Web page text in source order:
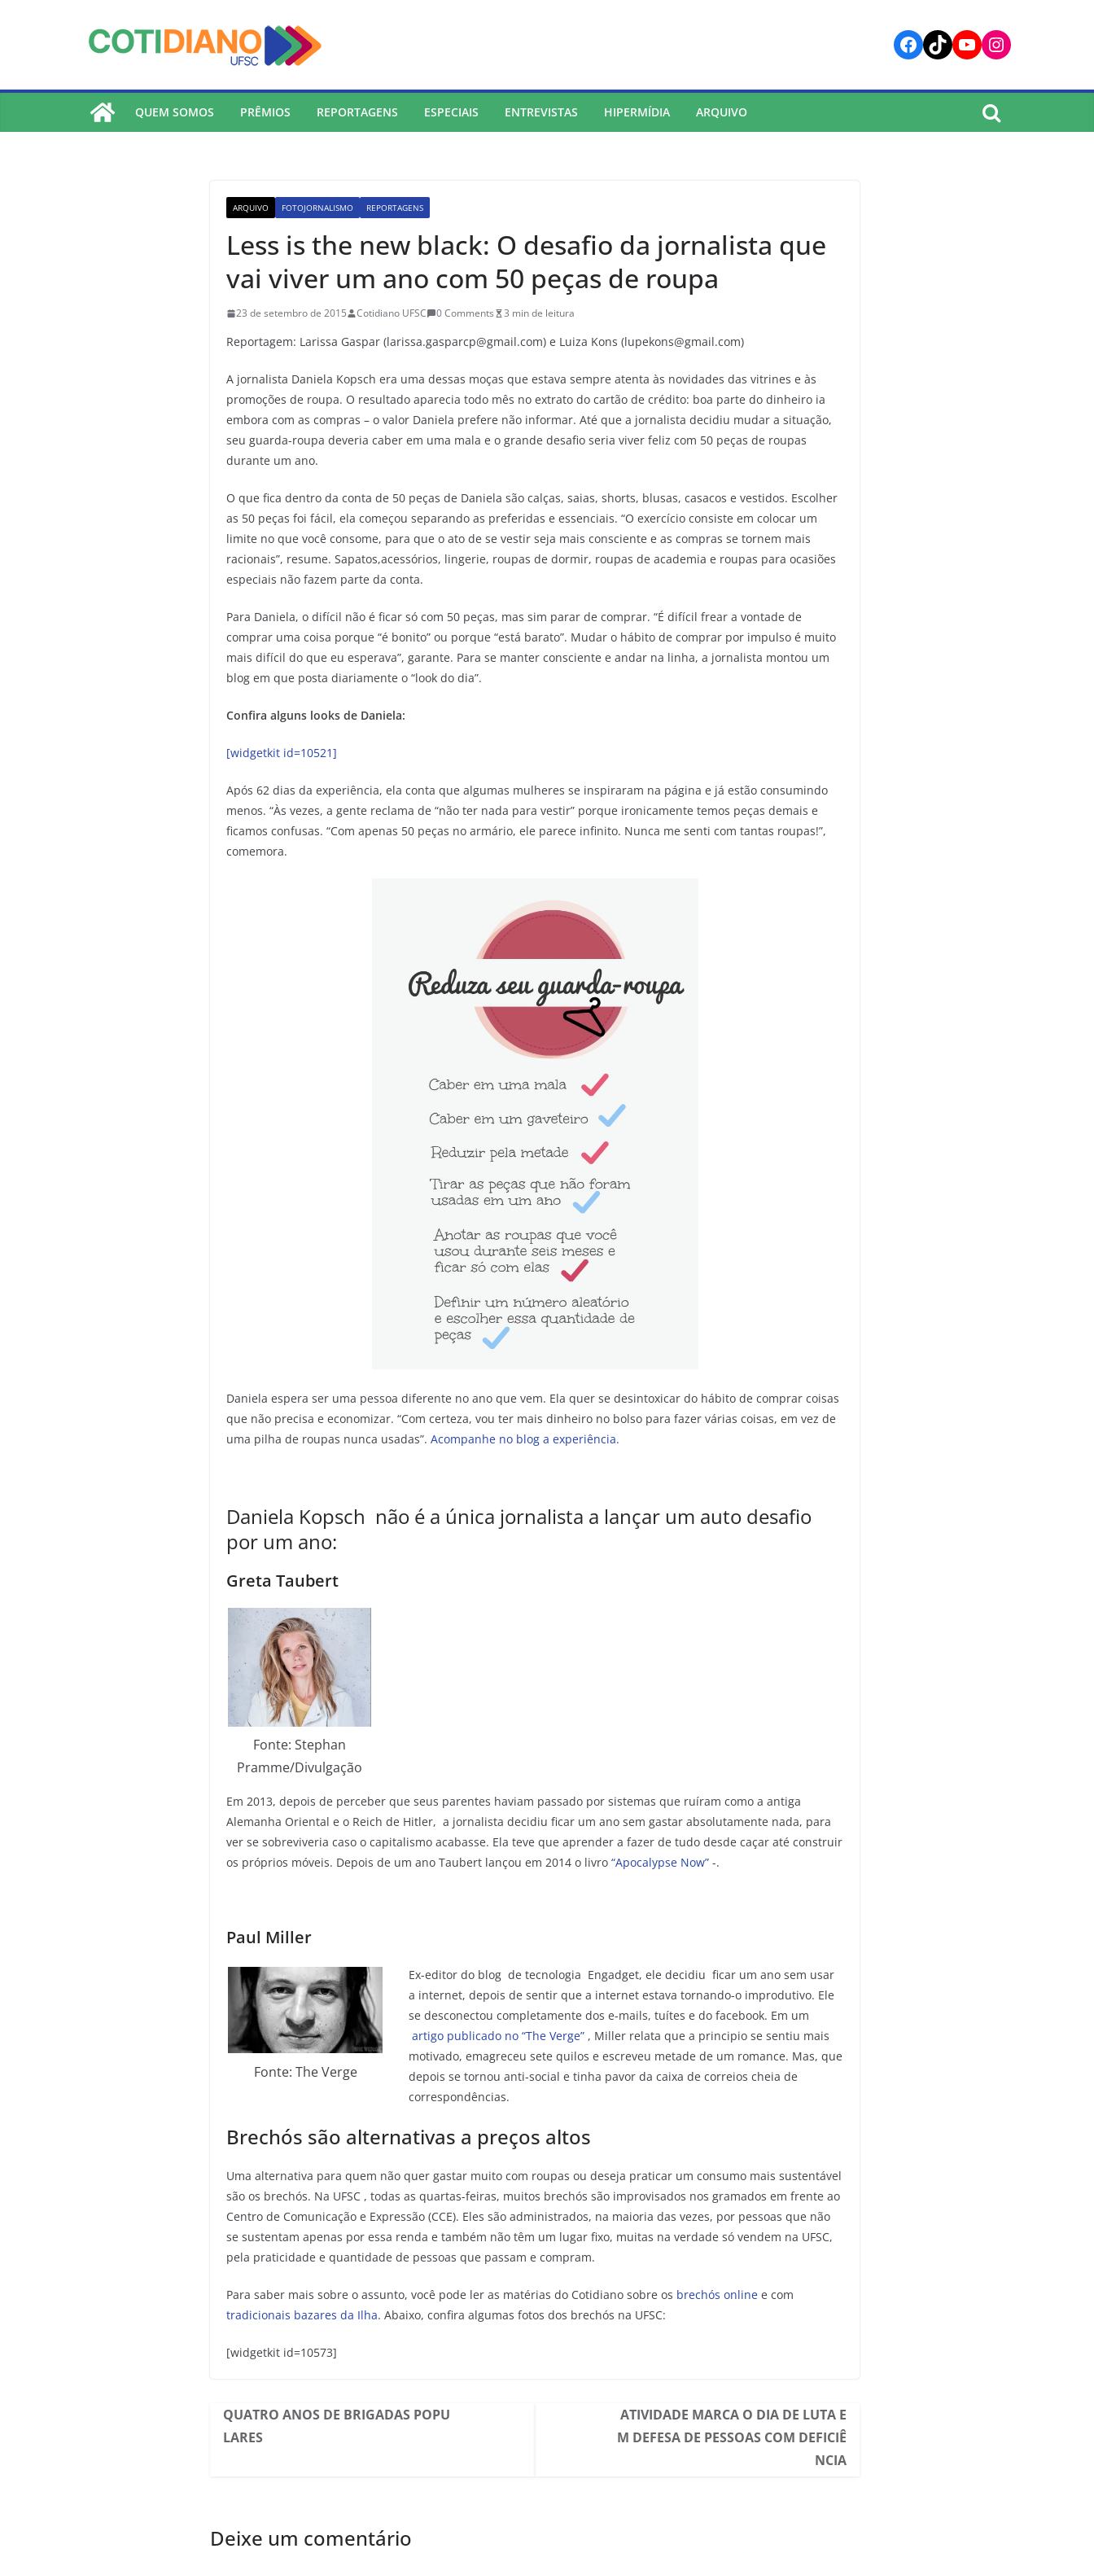
Facebook
TikTokYouTube
Instagram
QUEM SOMOS PRÊMIOS REPORTAGENS ESPECIAIS ENTREVISTAS HIPERMÍDIA ARQUIVO
ARQUIVO FOTOJORNALISMO REPORTAGENS
Less is the new black: O desafio da jornalista que
vai viver um ano com 50 peças de roupa
23 de setembro de 2015 Cotidiano UFSC 0 Comments 3 min de leitura
Reportagem: Larissa Gaspar (larissa.gasparcp@gmail.com) e Luiza Kons (lupekons@gmail.com)
A jornalista Daniela Kopsch era uma dessas moças que estava sempre atenta às novidades das vitrines e às
promoções de roupa. O resultado aparecia todo mês no extrato do cartão de crédito: boa parte do dinheiro ia
embora com as compras – o valor Daniela prefere não informar. Até que a jornalista decidiu mudar a situação,
seu guarda-roupa deveria caber em uma mala e o grande desafio seria viver feliz com 50 peças de roupas
durante um ano.
O que fica dentro da conta de 50 peças de Daniela são calças, saias, shorts, blusas, casacos e vestidos. Escolher
as 50 peças foi fácil, ela começou separando as preferidas e essenciais. “O exercício consiste em colocar um
limite no que você consome, para que o ato de se vestir seja mais consciente e as compras se tornem mais
racionais”, resume. Sapatos,acessórios, lingerie, roupas de dormir, roupas de academia e roupas para ocasiões
especiais não fazem parte da conta.
Para Daniela, o difícil não é ficar só com 50 peças, mas sim parar de comprar. “É difícil frear a vontade de
comprar uma coisa porque “é bonito” ou porque “está barato”. Mudar o hábito de comprar por impulso é muito
mais difícil do que eu esperava”, garante. Para se manter consciente e andar na linha, a jornalista montou um
blog em que posta diariamente o “look do dia”.
Confira alguns looks de Daniela:
[widgetkit id=10521]
Após 62 dias da experiência, ela conta que algumas mulheres se inspiraram na página e já estão consumindo
menos. “Às vezes, a gente reclama de “não ter nada para vestir” porque ironicamente temos peças demais e
ficamos confusas. “Com apenas 50 peças no armário, ele parece infinito. Nunca me senti com tantas roupas!”,
comemora.
Daniela espera ser uma pessoa diferente no ano que vem. Ela quer se desintoxicar do hábito de comprar coisas
que não precisa e economizar. “Com certeza, vou ter mais dinheiro no bolso para fazer várias coisas, em vez de
uma pilha de roupas nunca usadas”. Acompanhe no blog a experiência.
Daniela Kopsch não é a única jornalista a lançar um auto desafio
por um ano:
Greta Taubert
Fonte: Stephan
Pramme/Divulgação
Em 2013, depois de perceber que seus parentes haviam passado por sistemas que ruíram como a antiga
Alemanha Oriental e o Reich de Hitler, a jornalista decidiu ficar um ano sem gastar absolutamente nada, para
ver se sobreviveria caso o capitalismo acabasse. Ela teve que aprender a fazer de tudo desde caçar até construir
os próprios móveis. Depois de um ano Taubert lançou em 2014 o livro “Apocalypse Now” -.
Paul Miller
Fonte: The Verge
Ex-editor do blog de tecnologia Engadget, ele decidiu ficar um ano sem usar
a internet, depois de sentir que a internet estava tornando-o improdutivo. Ele
se desconectou completamente dos e-mails, tuítes e do facebook. Em um
artigo publicado no “The Verge” , Miller relata que a principio se sentiu mais
motivado, emagreceu sete quilos e escreveu metade de um romance. Mas, que
depois se tornou anti-social e tinha pavor da caixa de correios cheia de
correspondências.
Brechós são alternativas a preços altos
Uma alternativa para quem não quer gastar muito com roupas ou deseja praticar um consumo mais sustentável
são os brechós. Na UFSC , todas as quartas-feiras, muitos brechós são improvisados nos gramados em frente ao
Centro de Comunicação e Expressão (CCE). Eles são administrados, na maioria das vezes, por pessoas que não
se sustentam apenas por essa renda e também não têm um lugar fixo, muitas na verdade só vendem na UFSC,
pela praticidade e quantidade de pessoas que passam e compram.
Para saber mais sobre o assunto, você pode ler as matérias do Cotidiano sobre os brechós online e com
tradicionais bazares da Ilha. Abaixo, confira algumas fotos dos brechós na UFSC:
[widgetkit id=10573]
QUATRO ANOS DE BRIGADAS POPU
LARES
ATIVIDADE MARCA O DIA DE LUTA E
M DEFESA DE PESSOAS COM DEFICIÊ
NCIA
Deixe um comentário